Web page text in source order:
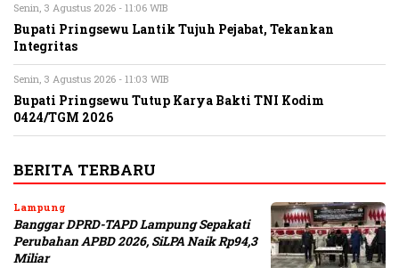
Senin, 3 Agustus 2026 - 11:06 WIB
Bupati Pringsewu Lantik Tujuh Pejabat, Tekankan
Integritas
Senin, 3 Agustus 2026 - 11:03 WIB
Bupati Pringsewu Tutup Karya Bakti TNI Kodim
0424/TGM 2026
BERITA TERBARU
Lampung
Banggar DPRD-TAPD Lampung Sepakati
Perubahan APBD 2026, SiLPA Naik Rp94,3
Miliar